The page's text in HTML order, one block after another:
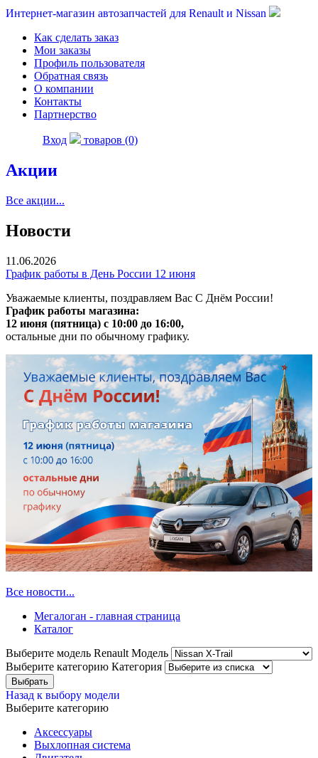
Интернет-магазин автозапчастей для Renault и Nissan
Как сделать заказ
Мои заказы
Профиль пользователя
Обратная связь
О компании
Контакты
Партнерство
Вход товаров (0)
Акции
Все акции...
Новости
11.06.2026
График работы в День России 12 июня
Уважаемые клиенты, поздравляем Вас С Днём России!
График работы магазина:
12 июня (пятница) с 10:00 до 16:00,
остальные дни по обычному графику.
Все новости...
Мегалоган - главная страница
Каталог
Выберите модель Renault Модель
Выберите категорию Категория
Назад к выбору модели
Выберите категорию
Аксессуары
Выхлопная система